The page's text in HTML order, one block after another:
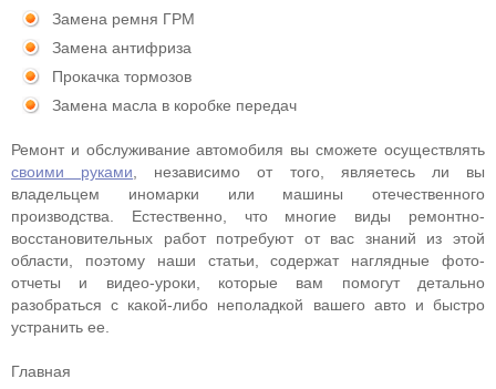
Замена ремня ГРМ
Замена антифриза
Прокачка тормозов
Замена масла в коробке передач
Ремонт и обслуживание автомобиля вы сможете осуществлять
своими руками , независимо от того, являетесь ли вы
владельцем иномарки или машины отечественного
производства. Естественно, что многие виды ремонтно-
восстановительных работ потребуют от вас знаний из этой
области, поэтому наши статьи, содержат наглядные фото-
отчеты и видео-уроки, которые вам помогут детально
разобраться с какой-либо неполадкой вашего авто и быстро
устранить ее.
Главная